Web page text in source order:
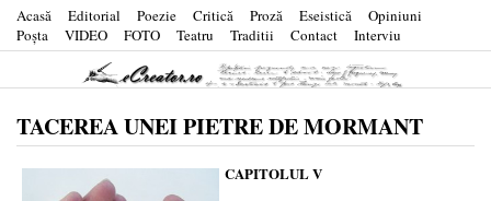
Acasă Editorial Poezie Critică Proză Eseistică
Opiniuni
Poşta
VIDEO FOTO Teatru Traditii Contact Interviu
TACEREA UNEI PIETRE DE MORMANT
CAPITOLUL V